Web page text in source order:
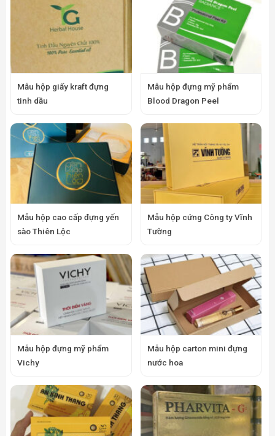
Mẫu hộp giấy kraft đựng
tinh dầu
Mẫu hộp đựng mỹ phẩm
Blood Dragon Peel
Mẫu hộp cao cấp đựng yến
sào Thiên Lộc
Mẫu hộp cứng Công ty Vĩnh
Tường
Mẫu hộp đựng mỹ phẩm
Vichy
Mẫu hộp carton mini đựng
nước hoa